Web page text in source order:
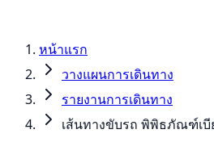
หน้าแรก
วางแผนการเดินทาง
รายงานการเดินทาง
เส้นทางขับรถ พิพิธภัณฑ์เบี